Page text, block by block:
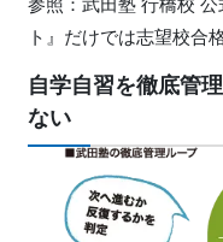
参照：武田塾 行橋校
ト』だけでは志望校合
自学自習を徹底管
ない